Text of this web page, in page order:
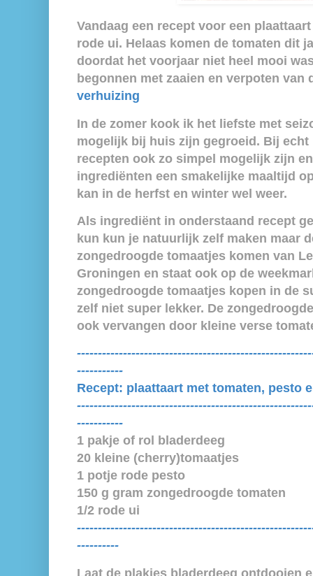
Vandaag een recept voor een
rode ui. Helaas komen de tomaten dit
doordat het voorjaar niet heel mooi
begonnen met zaaien en verpoten van
verhuizing
In de zomer kook ik het liefste met
mogelijk bij huis zijn gegroeid. Bij echt
recepten ook zo simpel mogelijk zijn
ingrediënten een smakelijke maaltijd
kan in de herfst en winter wel weer.
Als ingrediënt in onderstaand recept
kun kun je natuurlijk zelf maken maar
zongedroogde tomaatjes komen van
Groningen en staat ook op de
zongedroogde tomaatjes kopen in de
zelf niet super lekker. De
ook vervangen door kleine verse
-----------
Recept: plaattaart met tomaten, pesto
-----------
1 pakje of rol bladerdeeg
20 kleine (cherry)tomaatjes
1 potje rode pesto
150 g gram zongedroogde tomaten
1/2 rode ui
----------
Laat de plakjes bladerdeeg ontdooien